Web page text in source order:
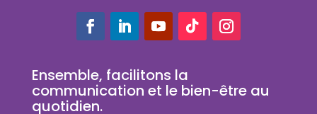
Ensemble, facilitons la
communication et le bien-être au
quotidien.